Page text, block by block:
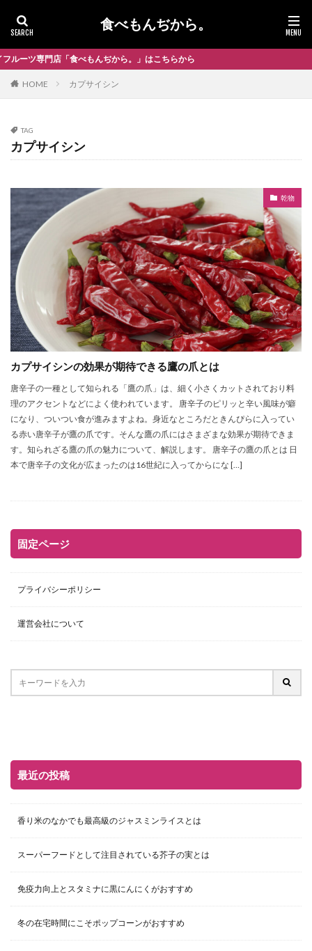
食べもんぢから。
店「食べもんぢから。」はこちらから
HOME カプサイシン
TAG
カプサイシン
乾物
カプサイシンの効果が期待できる鷹の爪とは
唐辛子の一種として知られる「鷹の爪」は、細く小さくカットされており料
理のアクセントなどによく使われています。 唐辛子のピリッと辛い風味が癖
になり、ついつい食が進みますよね。身近なところだときんぴらに入ってい
る赤い唐辛子が鷹の爪です。そんな鷹の爪にはさまざまな効果が期待できま
す。知られざる鷹の爪の魅力について、解説します。 唐辛子の鷹の爪とは 日
本で唐辛子の文化が広まったのは16世紀に入ってからにな […]
固定ページ
プライバシーポリシー
運営会社について
最近の投稿
香り米のなかでも最高級のジャスミンライスとは
スーパーフードとして注目されている芥子の実とは
免疫力向上とスタミナに黒にんにくがおすすめ
冬の在宅時間にこそポップコーンがおすすめ